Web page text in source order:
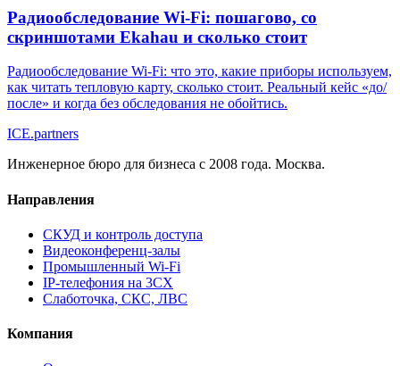
Радиообследование Wi-Fi: пошагово, со
скриншотами Ekahau и сколько стоит
Радиообследование Wi-Fi: что это, какие приборы используем,
как читать тепловую карту, сколько стоит. Реальный кейс «до/
после» и когда без обследования не обойтись.
ICE.partners
Инженерное бюро для бизнеса с 2008 года. Москва.
Направления
СКУД и контроль доступа
Видеоконференц-залы
Промышленный Wi-Fi
IP-телефония на 3CX
Слаботочка, СКС, ЛВС
Компания